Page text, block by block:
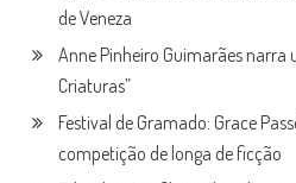
de Veneza
Anne Pinheiro Guimarães narra
Criaturas”
Festival de Gramado: Grace
competição de longa de ficção